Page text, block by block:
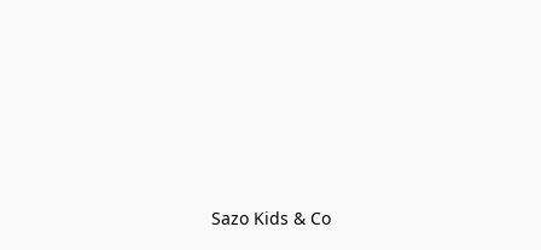
Sazo Kids & Co